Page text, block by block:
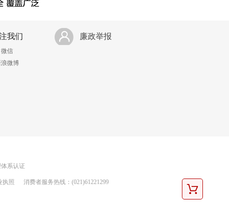
我们
微信
浪微博
廉政举报
系认证
执照 消费者服务热线：(021)61221299